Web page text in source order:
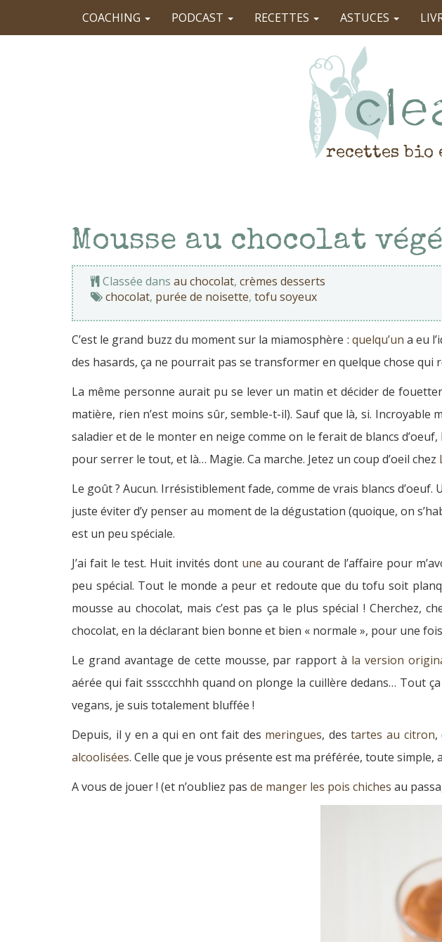
COACHING PODCAST RECETTES ASTUCES
recettes bio
Mousse au chocolat
Classée dans au chocolat, crèmes desserts
chocolat, purée de noisette, tofu soyeux
C’est le grand buzz du moment sur la miamosphère : quelqu’un a eu
des hasards, ça ne pourrait pas se transformer en quelque chose qui
La même personne aurait pu se lever un matin et décider de
matière, rien n’est moins sûr, semble-t-il). Sauf que là, si.
saladier et de le monter en neige comme on le ferait de blancs
pour serrer le tout, et là… Magie. Ca marche. Jetez un coup d’oeil chez
Le goût ? Aucun. Irrésistiblement fade, comme de vrais blancs
juste éviter d’y penser au moment de la dégustation (quoique, on
est un peu spéciale.
J’ai fait le test. Huit invités dont une au courant de l’affaire pour
peu spécial. Tout le monde a peur et redoute que du tofu soit
mousse au chocolat, mais c’est pas ça le plus spécial !
chocolat, en la déclarant bien bonne et bien « normale », pour une
Le grand avantage de cette mousse, par rapport à la version
aérée qui fait sssccchhh quand on plonge la cuillère dedans… Tout
vegans, je suis totalement bluffée !
Depuis, il y en a qui en ont fait des meringues, destartes au citron,
alcoolisées. Celle que je vous présente est ma préférée, toute simple,
A vous de jouer ! (et n’oubliez pas de manger les pois chiches au